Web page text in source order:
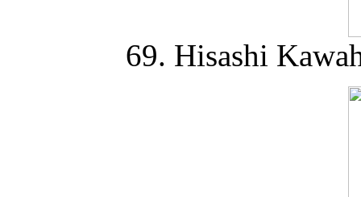
69. Hisashi